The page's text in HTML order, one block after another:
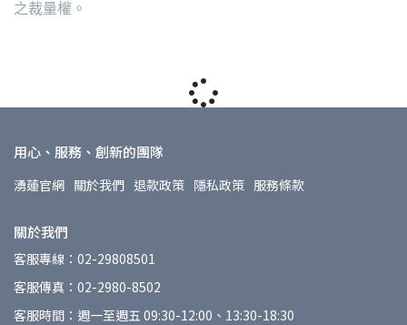
之裁量權。
用心、服務、創新的團隊
湧蓮官網 關於我們 退款政策 隱私政策 服務條款
關於我們
客服專線：02-29808501
客服傳真：02-2980-8502
客服時間：週一至週五 09:30-12:00、13:30-18:30